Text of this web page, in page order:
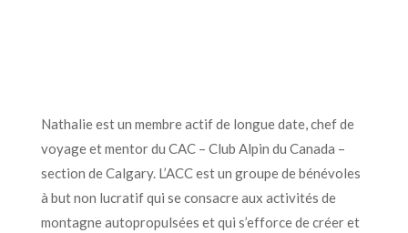
Nathalie est un membre actif de longue date, chef de
voyage et mentor du CAC – Club Alpin du Canada –
section de Calgary. L’ACC est un groupe de bénévoles
à but non lucratif qui se consacre aux activités de
montagne autopropulsées et qui s’efforce de créer et